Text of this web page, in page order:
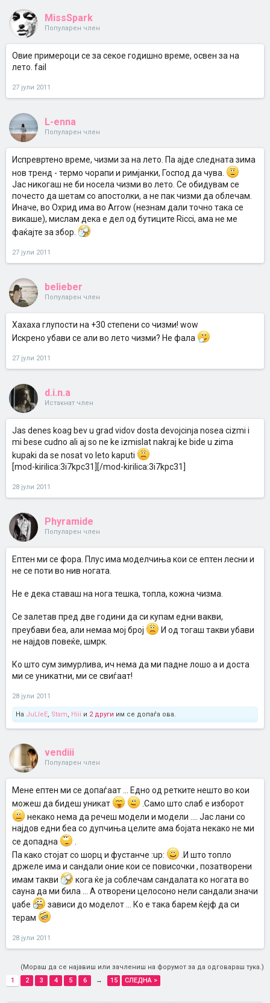
MissSpark
Популарен член
Овие примероци се за секое годишно време, освен за на
лето. fail
27 јули 2011
L-enna
Популарен член
Испревртено време, чизми за на лето. Па ајде следната зима
нов тренд - термо чорапи и римјанки, Господ да чува.
Јас никогаш не би носела чизми во лето. Се обидувам се
почесто да шетам со апостолки, а не пак чизми да облечам.
Иначе, во Охрид има во Arrow (незнам дали точно така се
викаше), мислам дека е дел од бутиците Ricci, ама не ме
фаќајте за збор.
27 јули 2011
belieber
Популарен член
Хахаха глупости на +30 степени со чизми! wow
Искрено убави се али во лето чизми? Не фала
27 јули 2011
d.i.n.a
Истакнат член
Jas denes koag bev u grad vidov dosta devojcinja nosea cizmi i
mi bese cudno ali aj so ne ke izmislat nakraj ke bide u zima
kupaki da se nosat vo leto kaputi
[mod-kirilica:3i7kpc31][/mod-kirilica:3i7kpc31]
28 јули 2011
Phyramide
Популарен член
Ептен ми се фора. Плус има моделчиња кои се ептен лесни и
не се поти во нив ногата.
Не е дека ставаш на нога тешка, топла, кожна чизма.
Се залетав пред две години да си купам едни вакви,
преубави беа, али немаа мој број
И од тогаш такви убави
не најдов повеќе, шмрк.
Ко што сум зимурлива, ич нема да ми падне лошо а и доста
ми се уникатни, ми се свиѓаат!
28 јули 2011
На JuLleE, Stam, Hiii и 2 други им се допаѓа ова.
vendiii
Популарен член
Мене ептен ми се допаѓаат ... Едно од ретките нешто во кои
можеш да бидеш уникат
.Само што слаб е изборот
некако нема да речеш модели и модели .... Јас лани со
најдов едни беа со дупчиња целите ама бојата некако не ми
се допадна
Па како стојат со шорц и фустанче :up:
.И што топло
држеле има и сандали оние кои се повисочки , позатворени
имам такви
кога ќе ја соблечам сандалата ко ногата во
сауна да ми била ... А отворени целосоно нели сандали значи
џабе
зависи до моделот ... Ко е така барем ќејф да си
терам
28 јули 2011
(Мораш да се најавиш или зачлениш на форумот за да одговараш тука.)
1
2 3 4 5 6 → 15 СЛЕДНА >